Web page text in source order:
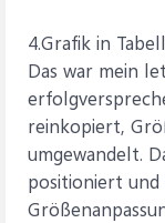
4.Grafik in
Das war mein
reinkopiert,
umgewandelt.
positioniert und